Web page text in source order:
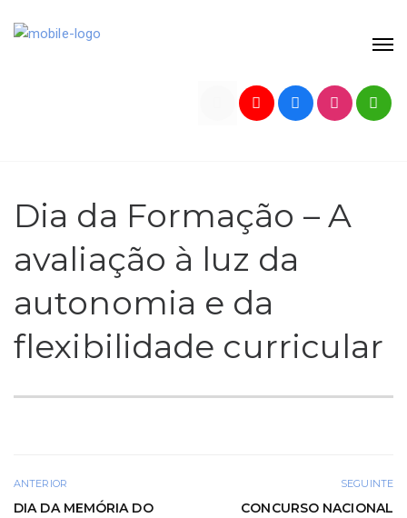
Dia da Formação – A
avaliação à luz da
autonomia e da
flexibilidade curricular
ANTERIOR
DIA DA MEMÓRIA DO
SEGUINTE
CONCURSO NACIONAL